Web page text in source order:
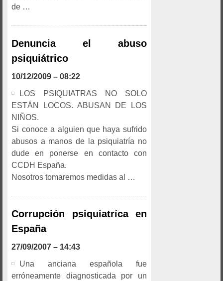
de …
Denuncia el abuso
psiquiátrico
10/12/2009 – 08:22
LOS PSIQUIATRAS NO SOLO
ESTÁN LOCOS. ABUSAN DE LOS
NIÑOS.
Si conoce a alguien que haya sufrido
abusos a manos de la psiquiatría no
dude en ponerse en contacto con
CCDH España.
Nosotros tomaremos medidas al …
Corrupción psiquiatríca en
España
27/09/2007 – 14:43
Una anciana española fue
erróneamente diagnosticada por un